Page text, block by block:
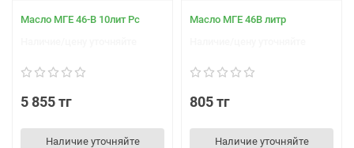
Масло МГЕ 46-В 10лит Рс
5 855 тг
Наличие уточняйте
Масло МГЕ 46В литр
805 тг
Наличие уточняйте